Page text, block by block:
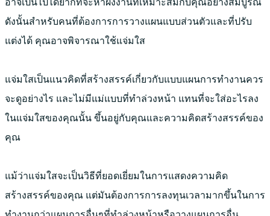
อาจเป็นไปได้ยากที่จะหาผังงานที่เหมาะสมกับคุณอย่างสมบูรณ์
ดังนั้นสำหรับคนที่ต้องการการวางแผนแบบส่วนตัวและที่ปรับ
แต่งได้ คุณอาจพิจารณาใช้แจ่มใส
แจ่มใสเป็นแนวคิดที่สร้างสรรค์เกี่ยวกับแบบแผนการทำงานควร
จะดูอย่างไร และไม่มีแม่แบบที่ทำล่วงหน้า แทนที่จะใส่อะไรลง
ในแจ่มใสของคุณนั้น ขึ้นอยู่กับคุณและความคิดสร้างสรรค์ของ
คุณ
แม้ว่าแจ่มใสจะเป็นวิธีที่ยอดเยี่ยมในการแสดงความคิด
สร้างสรรค์ของคุณ แต่มันต้องการการลงทุนเวลามากขึ้นในการ